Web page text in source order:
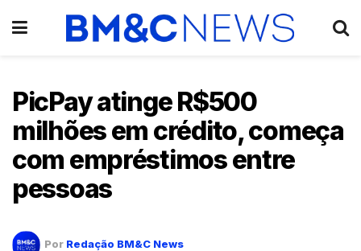
PicPay atinge R$500
milhões em crédito, começa
com empréstimos entre
pessoas
Por Redação BM&C News